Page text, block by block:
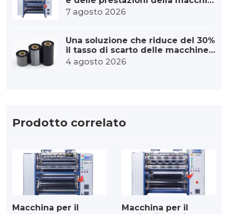
a per il taglio ad alta velocità del
nastro
7 agosto 2026
Una soluzione che riduce del 30%
il tasso di scarto delle macchine
per il taglio dei nastri.
4 agosto 2026
Prodotto correlato
Macchina per il
Macchina per il